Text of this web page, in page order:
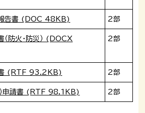
告書 (DOC 48KB) 2部
防火・防災） (DOCX
2部
書 (RTF 93.2KB) 2部
）申請書 (RTF 98.1KB) 2部